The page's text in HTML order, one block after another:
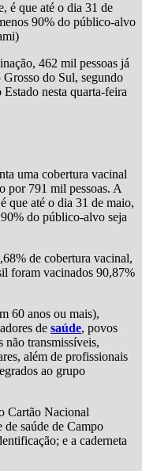
é que até o dia 31 de
90% do público-alvo
462 mil pessoas já
do Sul, segundo
nesta quarta-feira
uma cobertura vacinal
por 791 mil pessoas. A
que até o dia 31 de maio,
do público-alvo seja
de cobertura vacinal,
foram vacinados 90,87%
60 anos ou mais),
de saúde, povos
não transmissíveis,
além de profissionais
ao grupo
Cartão Nacional
saúde de Campo
e a caderneta